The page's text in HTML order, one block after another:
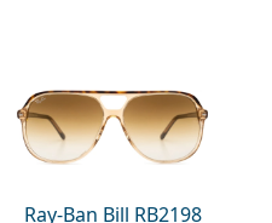
Ray-Ban Bill RB2198